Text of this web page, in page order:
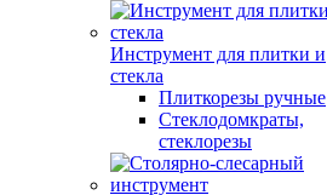
Инструмент для плитки и
стекла
Плиткорезы ручные
Стеклодомкраты,
стеклорезы